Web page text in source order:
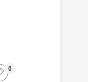
0